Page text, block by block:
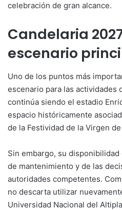
celebración de gran alcance.
Candelaria
escenario
Uno de los puntos más
escenario para las actividades
continúa siendo el estadio
espacio históricamente
de la Festividad de la Virgen
Sin embargo, su
de mantenimiento y de las
autoridades competentes.
no descarta utilizar
Universidad Nacional del